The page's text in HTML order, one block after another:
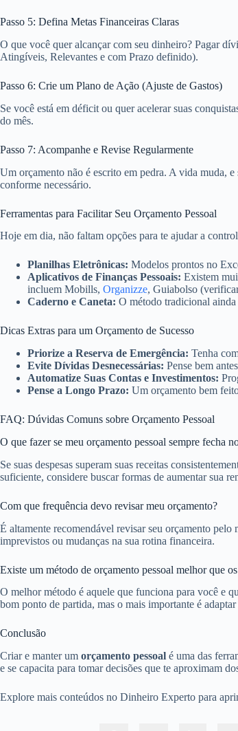
Passo 5: Defina Metas Financeiras Claras
O que você quer alcançar com seu dinheiro? Pagar
Atingíveis, Relevantes e com Prazo definido).
Passo 6: Crie um Plano de Ação (Ajuste de Gastos)
Se você está em déficit ou quer acelerar suas
do mês.
Passo 7: Acompanhe e Revise Regularmente
Um orçamento não é escrito em pedra. A vida muda,
conforme necessário.
Ferramentas para Facilitar Seu Orçamento Pessoal
Hoje em dia, não faltam opções para te ajudar a
Planilhas Eletrônicas: Modelos prontos no
Aplicativos de Finanças Pessoais: Existem
incluem Mobills, Organizze, Guiabolso
Caderno e Caneta: O método tradicional
Dicas Extras para um Orçamento de Sucesso
Priorize a Reserva de Emergência: Tenha
Evite Dívidas Desnecessárias: Pense bem
Automatize Suas Contas e Investimentos:
Pense a Longo Prazo: Um orçamento bem
FAQ: Dúvidas Comuns sobre Orçamento Pessoal
O que fazer se meu orçamento pessoal sempre fecha
Se suas despesas superam suas receitas
suficiente, considere buscar formas de aumentar sua
Com que frequência devo revisar meu orçamento?
É altamente recomendável revisar seu orçamento pelo
imprevistos ou mudanças na sua rotina financeira.
Existe um método de orçamento pessoal melhor que
O melhor método é aquele que funciona para você e
bom ponto de partida, mas o mais importante é
Conclusão
Criar e manter um orçamento pessoal é uma das
e se capacita para tomar decisões que te aproximam
Explore mais conteúdos no Dinheiro Experto para